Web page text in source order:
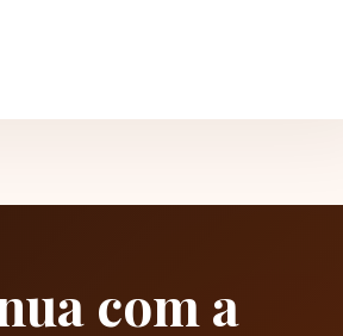
com a